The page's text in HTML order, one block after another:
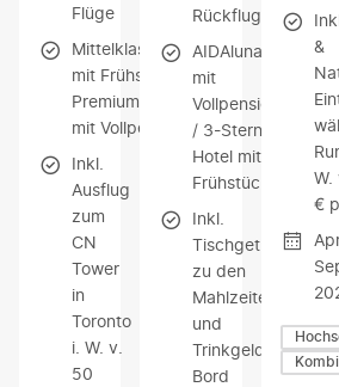
Flüge
Mittelklassehotels
mit Frühstück /
Premium-Schiff
mit Vollpension
Inkl.
Ausflug
zum
CN
Tower
in
Toronto
i. W. v.
50
Rückflug
AIDAluna
mit
Vollpension
/ 3-Sterne-
Hotel mit
Frühstück
Inkl.
Tischgetränke
zu den
Mahlzeiten
und
Trinkgelder an
Bord
&
W.
€